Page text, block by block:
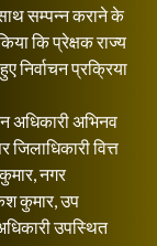
साथ सम्पन्न कराने के
कि प्रेक्षक राज्य
निर्वाचन प्रक्रिया
अधिकारी अभिनव
वित्त
नगर
कुमार, उप
उपस्थित